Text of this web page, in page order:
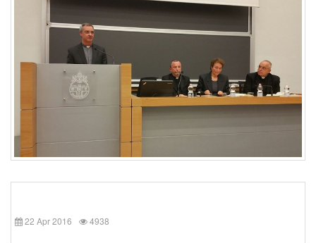
22 Apr 2016 4938